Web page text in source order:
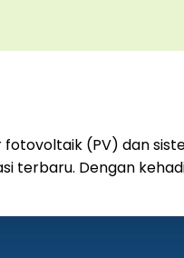
fotovoltaik (PV) dan
terbaru. Dengan